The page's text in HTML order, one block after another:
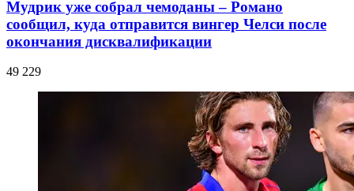
Мудрик уже собрал чемоданы – Романо
сообщил, куда отправится вингер Челси после
окончания дисквалификации
49 229